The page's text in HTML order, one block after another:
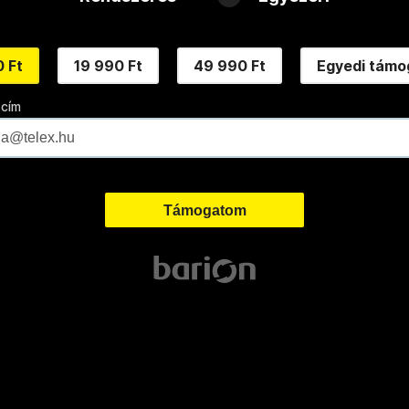
Ft 19 990 Ft 49 990 Ft Egyedi